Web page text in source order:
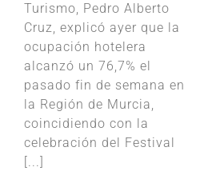
Turismo, Pedro Alberto
Cruz, explicó ayer que la
ocupación hotelera
alcanzó un 76,7% el
pasado fin de semana en
la Región de Murcia,
coincidiendo con la
celebración del Festival
[...]